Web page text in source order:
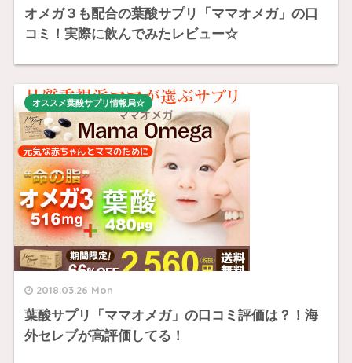
オメガ３も配合の葉酸サプリ「ママオメガ」の口
コミ！実際に飲んでみたレビュー☆
2018.03.26 Mon
葉酸サプリ「ママオメガ」の口コミ評価は？！海
外セレブが高評価してる！
オススメ葉酸サプリ情報局☆